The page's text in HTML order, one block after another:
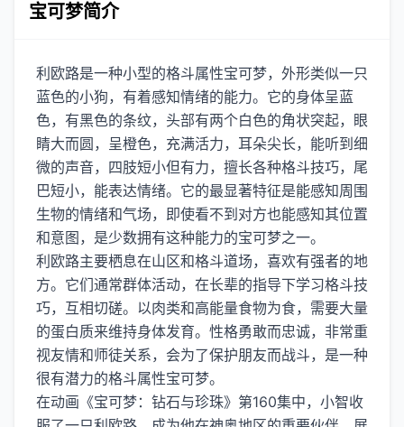
宝可梦简介
利欧路是一种小型的格斗属性宝可梦，外形类似一只
蓝色的小狗，有着感知情绪的能力。它的身体呈蓝
色，有黑色的条纹，头部有两个白色的角状突起，眼
睛大而圆，呈橙色，充满活力，耳朵尖长，能听到细
微的声音，四肢短小但有力，擅长各种格斗技巧，尾
巴短小，能表达情绪。它的最显著特征是能感知周围
生物的情绪和气场，即使看不到对方也能感知其位置
和意图，是少数拥有这种能力的宝可梦之一。
利欧路主要栖息在山区和格斗道场，喜欢有强者的地
方。它们通常群体活动，在长辈的指导下学习格斗技
巧，互相切磋。以肉类和高能量食物为食，需要大量
的蛋白质来维持身体发育。性格勇敢而忠诚，非常重
视友情和师徒关系，会为了保护朋友而战斗，是一种
很有潜力的格斗属性宝可梦。
在动画《宝可梦：钻石与珍珠》第160集中，小智收